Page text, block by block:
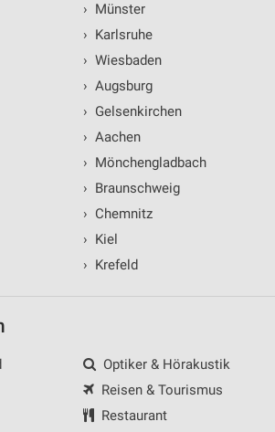
› Münster
› Karlsruhe
› Wiesbaden
› Augsburg
› Gelsenkirchen
› Aachen
› Mönchengladbach
› Braunschweig
› Chemnitz
› Kiel
› Krefeld
Optiker & Hörakustik
Reisen & Tourismus
Restaurant